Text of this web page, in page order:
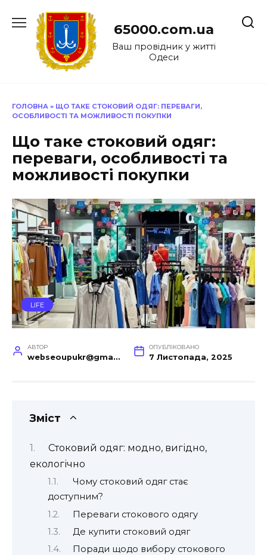
до
65000.com.ua
Ваш провідник у житті
Одеси
ГОЛОВНА » ЩО ТАКЕ СТОКОВИЙ ОДЯГ: ПЕРЕВАГИ,
ОСОБЛИВОСТІ ТА МОЖЛИВОСТІ ПОКУПКИ
Що таке стоковий одяг:
переваги, особливості та
можливості покупки
LIFE
АВТОР
webseoupukr@gmail.com
ОПУБЛІКОВАНО
7 Листопада, 2025
Зміст
Стоковий одяг: модно, вигідно,
екологічно
Чому стоковий одяг стає
доступним?
Переваги стокового одягу
Де купити стоковий одяг
Поради щодо вибору стокового